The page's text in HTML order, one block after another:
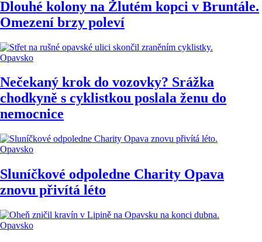
Dlouhé kolony na Žlutém kopci v Bruntále.
Omezení brzy poleví
Opavsko
Nečekaný krok do vozovky? Srážka
chodkyně s cyklistkou poslala ženu do
nemocnice
Opavsko
Sluníčkové odpoledne Charity Opava
znovu přivítá léto
Opavsko